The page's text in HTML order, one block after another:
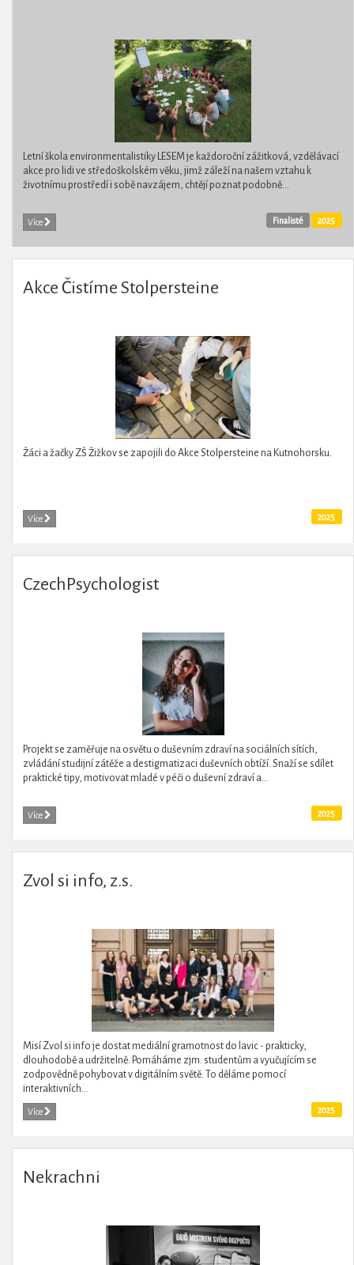
Letní škola environmentalistiky LESEM je každoroční zážitková, vzdělávací
akce pro lidi ve středoškolském věku, jimž záleží na našem vztahu k
životnímu prostředí i sobě navzájem, chtějí poznat podobně...
Více 2025
Finalisté
Akce Čistíme Stolpersteine
Žáci a žačky ZŠ Žižkov se zapojili do Akce Stolpersteine na Kutnohorsku.
Více 2025
CzechPsychologist
Projekt se zaměřuje na osvětu o duševním zdraví na sociálních sítích,
zvládání studijní zátěže a destigmatizaci duševních obtíží. Snaží se sdílet
praktické tipy, motivovat mladé v péči o duševní zdraví a...
Více 2025
Zvol si info, z.s.
Misí Zvol si info je dostat mediální gramotnost do lavic - prakticky,
dlouhodobě a udržitelně. Pomáháme zjm. studentům a vyučujícím se
zodpovědně pohybovat v digitálním světě. To děláme pomocí
interaktivních...
Více 2025
Nekrachni